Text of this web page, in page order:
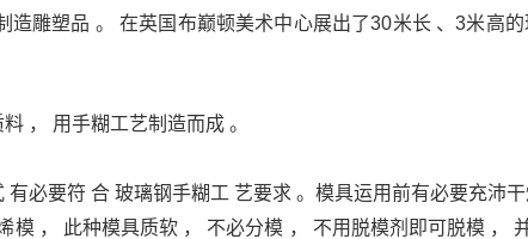
雕塑品 。 在英国布巅顿美术中心展出了30米长 、3米高
， 用手糊工艺制造而成 。
必要符 合 玻璃钢手糊工 艺要求 。模具运用前有必要充沛干
模 ， 此种模具质软 ， 不必分模 ， 不用脱模剂即可脱模 ，